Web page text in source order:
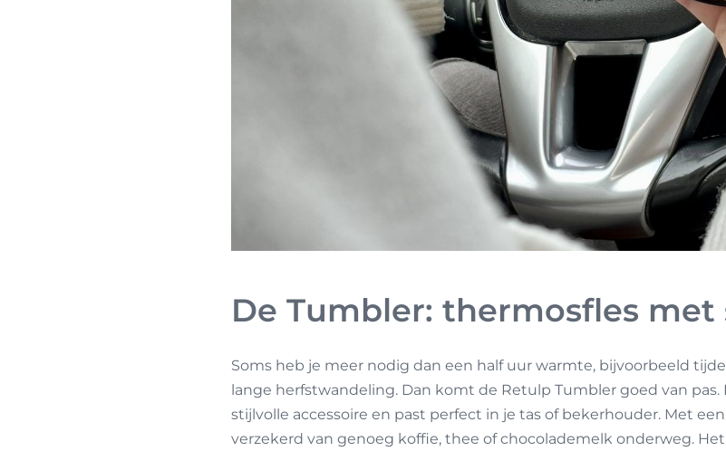
De Tumbler: thermosfles met
Soms heb je meer nodig dan een half uur warmte, bijvoorbeeld
lange herfstwandeling. Dan komt de Retulp Tumbler goed van
stijlvolle accessoire en past perfect in je tas of bekerhouder. Met
verzekerd van genoeg koffie, thee of chocolademelk onderweg.